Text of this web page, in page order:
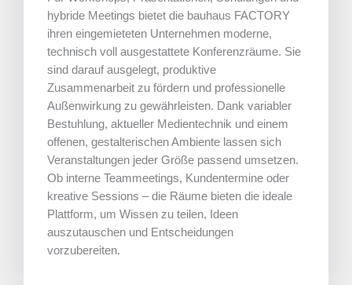
hybride Meetings bietet die bauhaus FACTORY
ihren eingemieteten Unternehmen moderne,
technisch voll ausgestattete Konferenzräume. Sie
sind darauf ausgelegt, produktive
Zusammenarbeit zu fördern und professionelle
Außenwirkung zu gewährleisten. Dank variabler
Bestuhlung, aktueller Medientechnik und einem
offenen, gestalterischen Ambiente lassen sich
Veranstaltungen jeder Größe passend umsetzen.
Ob interne Teammeetings, Kundentermine oder
kreative Sessions – die Räume bieten die ideale
Plattform, um Wissen zu teilen, Ideen
auszutauschen und Entscheidungen
vorzubereiten.